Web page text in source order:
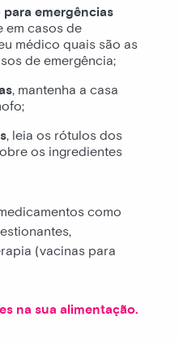
para emergências
em casos de
médico quais são as
de emergência;
, mantenha a casa
, leia os rótulos dos
os ingredientes
como
(vacinas para
na sua alimentação.